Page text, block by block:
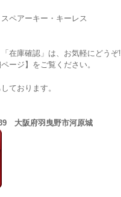
ペアーキー・キーレス
在庫確認」は、お気軽にどうぞ!
ージ】をご覧ください。
ております。
大阪府羽曳野市河原城